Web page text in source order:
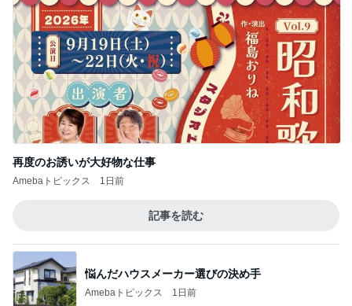
再度のお誘いが大好物な仕事
Amebaトピックス 1日前
記事を読む
悩んだハウスメーカー選びの決め手
Amebaトピックス 1日前